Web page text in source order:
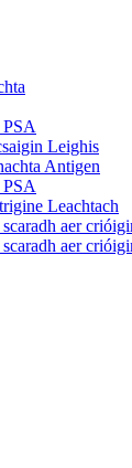
Leighis
Antigen
Leachtach
aer
aer